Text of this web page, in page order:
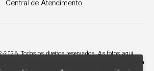
Central de Atendimento
Todos os direitos reservados. As fotos aqui
são de propriedade de Lança Perfume. É vedada